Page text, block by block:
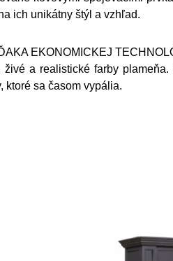
ich unikátny štýl a vzhľad.
EKONOMICKEJ
a realistické farby
ktoré sa časom vypália.